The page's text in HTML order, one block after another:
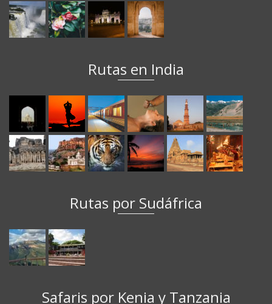
Rutas en India
Rutas por Sudáfrica
Safaris por Kenia y Tanzania